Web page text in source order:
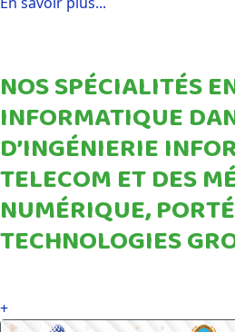
NOS SPÉCIALITÉS
INFORMATIQUE
D’INGÉNIERIE
TELECOM ET DES
NUMÉRIQUE,
TECHNOLOGIES
+